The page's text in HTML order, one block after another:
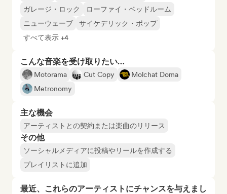
ガレージ・ロック
ローファイ・ベッドルーム
ニューウェーブ
サイケデリック・ポップ
すべて表示 +4
こんな音楽を受け取りたい…
Motorama Cut Copy
Molchat Doma
Metronomy
主な機会
アーティストとの契約または楽曲のリリース
その他
ソーシャルメディアに投稿やリールを作成する
プレイリストに追加
最近、これらのアーティストにチャンスを与えまし